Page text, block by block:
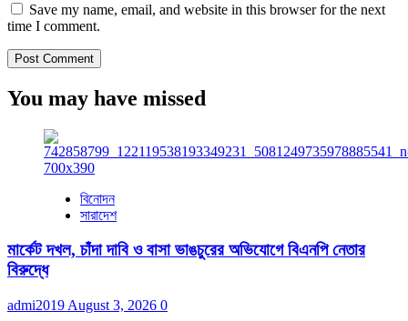
Save my name, email, and website in this browser for the next
time I comment.
You may have missed
বিনোদন
সারাদেশ
মার্কেট দখল, চাঁদা দাবি ও বাসা ভাঙচুরের অভিযোগে বিএনপি নেতার
বিরুদ্ধে
admi2019 August 3, 2026 0